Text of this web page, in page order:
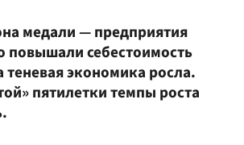
медали — предприятия
повышали себестоимость
теневая экономика росла.
пятилетки темпы роста